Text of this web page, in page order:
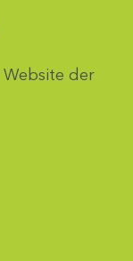
der